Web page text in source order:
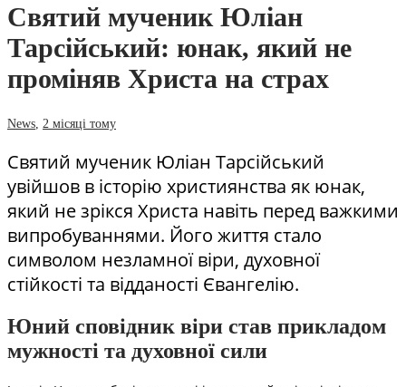
Святий мученик Юліан
Тарсійський: юнак, який не
проміняв Христа на страх
News 2 місяці тому
Святий мученик Юліан Тарсійський
увійшов в історію християнства як юнак,
який не зрікся Христа навіть перед важкими
випробуваннями. Його життя стало
символом незламної віри, духовної
стійкості та відданості Євангелію.
Юний сповідник віри став прикладом
мужності та духовної сили